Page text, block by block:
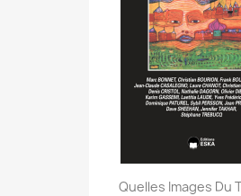
Quelles Images Du